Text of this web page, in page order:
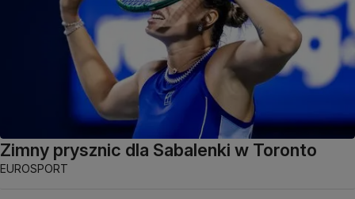
Zimny prysznic dla Sabalenki w Toronto
EUROSPORT